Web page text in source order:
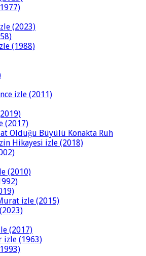
(2023)
(1988)
izle (2011)
(2017)
Olduğu Büyülü Konakta Ruh
Hikayesi izle (2018)
(2010)
izle (2015)
(2017)
izle (1963)